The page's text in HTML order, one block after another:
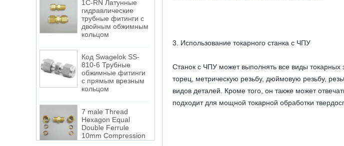
гидравлические
трубные фитинги с
двойным обжимным
кольцом
810-6 Трубные
обжимные фитинги
с прямым врезным
кольцом
Hexagon Equal
Double Ferrule
10mm Compression
Brass Tube Fitting
Разница между потоком NPT и
потоком NPTF
1. НПТ и NPTF резьбы являются
двумя из наиболее часто
3. Использование токарного станка с ЧПУ
Станок с ЧПУ может выполнять все виды токарных
торец, метрическую резьбу, дюймовую резьбу,
видов деталей. Кроме того, он также может
подходит для мощной токарной обработки